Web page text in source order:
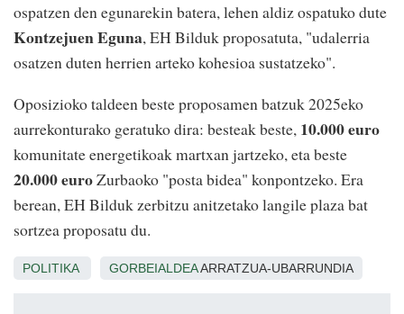
ospatzen den egunarekin batera, lehen aldiz ospatuko dute
Kontzejuen Eguna, EH Bilduk proposatuta, "udalerria
osatzen duten herrien arteko kohesioa sustatzeko".
Oposizioko taldeen beste proposamen batzuk 2025eko
aurrekonturako geratuko dira: besteak beste, 10.000 euro
komunitate energetikoak martxan jartzeko, eta beste
20.000 euroZurbaoko "posta bidea" konpontzeko. Era
berean, EH Bilduk zerbitzu anitzetako langile plaza bat
sortzea proposatu du.
POLITIKA GORBEIALDEAARRATZUA-UBARRUNDIA